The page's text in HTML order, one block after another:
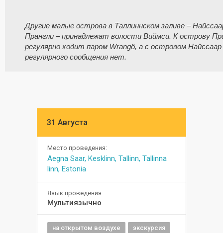
Другие малые острова в Таллиннском заливе –
Прангли – принадлежат волости Виймси. К острову
регулярно ходит паром Wrangö, а с островом Найссаар
регулярного сообщения нет.
31 Августа
Место проведения:
Aegna Saar, Kesklinn, Tallinn, Tallinna
linn, Estonia
Язык проведения:
Мультиязычно
на открытом воздухе
экскурсия